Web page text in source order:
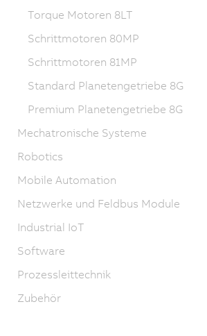
Torque Motoren 8LT
Schrittmotoren 80MP
Schrittmotoren 81MP
Standard Planetengetriebe 8G
Premium Planetengetriebe 8G
Mechatronische Systeme
Robotics
Mobile Automation
Netzwerke und Feldbus Module
Industrial IoT
Software
Prozessleittechnik
Zubehör